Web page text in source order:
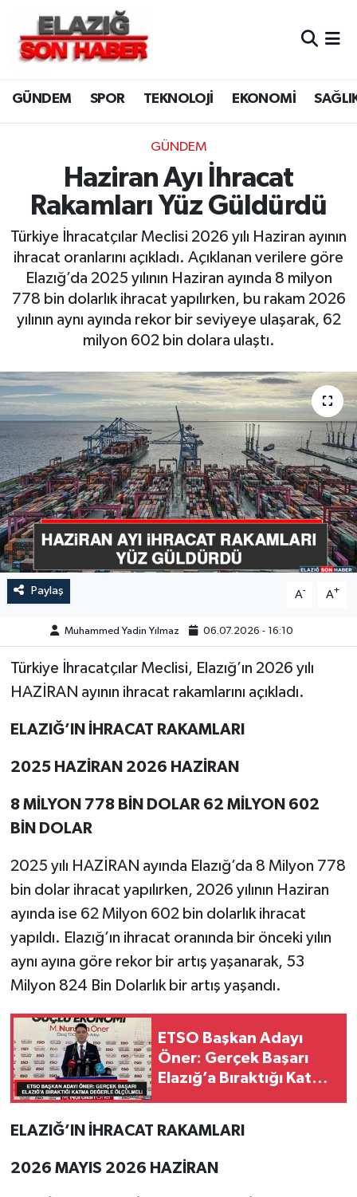
GÜNDEM SPOR TEKNOLOJİ EKONOMİ
GÜNDEM
Haziran Ayı İhracat
Rakamları Yüz Güldürdü
Türkiye İhracatçılar Meclisi 2026 yılı Haziran ayının
ihracat oranlarını açıkladı. Açıklanan verilere göre
Elazığ’da 2025 yılının Haziran ayında 8 milyon
778 bin dolarlık ihracat yapılırken, bu rakam 2026
yılının aynı ayında rekor bir seviyeye ulaşarak, 62
milyon 602 bin dolara ulaştı.
Paylaş A- A+
Muhammed Yadin Yılmaz 06.07.2026 - 16:10
Türkiye İhracatçılar Meclisi, Elazığ’ın 2026 yılı
HAZİRAN ayının ihracat rakamlarını açıkladı.
ELAZIĞ’IN İHRACAT RAKAMLARI
2025 HAZİRAN 2026 HAZİRAN
8 MİLYON 778 BİN DOLAR 62 MİLYON 602
BİN DOLAR
2025 yılı HAZİRAN ayında Elazığ’da 8 Milyon 778
bin dolar ihracat yapılırken, 2026 yılının Haziran
ayında ise 62 Milyon 602 bin dolarlık ihracat
yapıldı. Elazığ’ın ihracat oranında bir önceki yılın
aynı ayına göre rekor bir artış yaşanarak, 53
Milyon 824 Bin Dolarlık bir artış yaşandı.
ETSO Başkan Adayı
Öner: Gerçek Başarı
Elazığ’a Bıraktığı Katma
ELAZIĞ’IN İHRACAT RAKAMLARI
2026 MAYIS 2026 HAZİRAN
CANLI YAYIN
ASAYİŞ
BİLİM VE TEKNOLOJİ
DÜNYA
EKONOMİ
ELAZIĞ
GENEL
GÜNDEM
HABERDE İNSAN
KÜLTÜR-SANAT
MAGAZİN
MEDYA
ÖZEL HABER
POLİTİKA
SAĞLIK
YAŞAM
Merkez Hava Durumu
Merkez Trafik Yoğunluk Haritası
Süper Lig Puan Durumu ve Fikstür
Tüm Manşetler
Haber Arşivi